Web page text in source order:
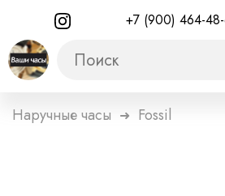
+7 (900) 464-
Наручные часы ➜ Fossil